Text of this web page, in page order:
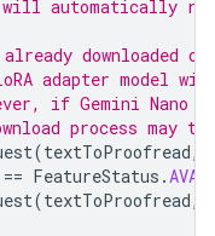
automatically
downloaded
adapter model will
if Gemini Nano
process may
(textToProofread,
== FeatureStatus .
(textToProofread,